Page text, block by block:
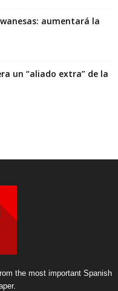
aumentará la
un “aliado extra” de la
the most important Spanish